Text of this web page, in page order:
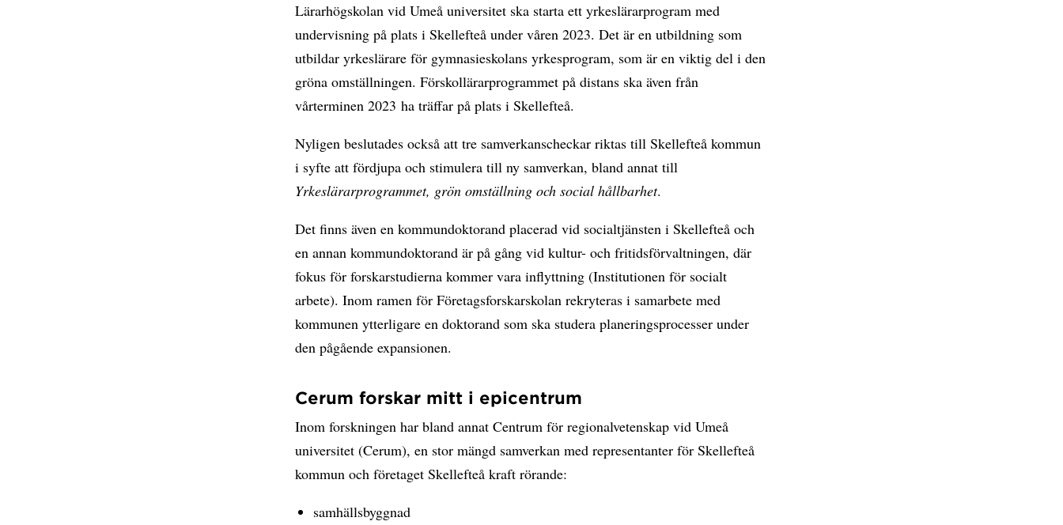
Lärarhögskolan vid Umeå universitet ska starta ett yrkeslärarprogram med
undervisning på plats i Skellefteå under våren 2023. Det är en utbildning som
utbildar yrkeslärare för gymnasieskolans yrkesprogram, som är en viktig del i den
gröna omställningen. Förskollärarprogrammet på distans ska även från
vårterminen 2023 ha träffar på plats i Skellefteå.
Nyligen beslutades också att tre samverkanscheckar riktas till Skellefteå kommun
i syfte att fördjupa och stimulera till ny samverkan, bland annat till
Yrkeslärarprogrammet, grön omställning och social hållbarhet.
Det finns även en kommundoktorand placerad vid socialtjänsten i Skellefteå och
en annan kommundoktorand är på gång vid kultur- och fritidsförvaltningen, där
fokus för forskarstudierna kommer vara inflyttning (Institutionen för socialt
arbete). Inom ramen för Företagsforskarskolan rekryteras i samarbete med
kommunen ytterligare en doktorand som ska studera planeringsprocesser under
den pågående expansionen.
Cerum forskar mitt i epicentrum
Inom forskningen har bland annat Centrum för regionalvetenskap vid Umeå
universitet (Cerum), en stor mängd samverkan med representanter för Skellefteå
kommun och företaget Skellefteå kraft rörande:
samhällsbyggnad